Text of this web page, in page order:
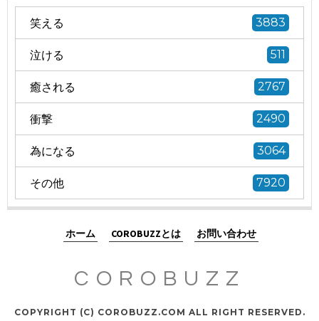
笑える 3883
泣ける 511
癒される 2767
衝撃 2490
為になる 3064
その他 7920
ホーム COROBUZZとは お問い合わせ
COROBUZZ
COPYRIGHT (C) COROBUZZ.COM ALL RIGHT RESERVED.